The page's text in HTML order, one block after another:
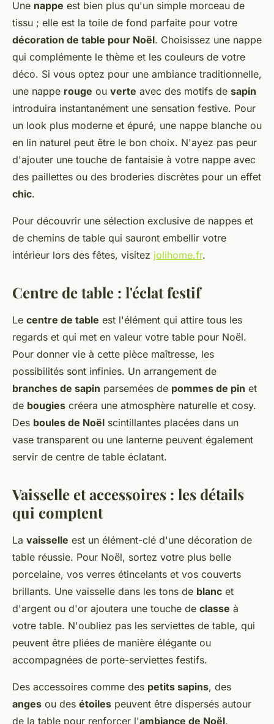
Une nappe est bien plus qu'un simple morceau de
tissu ; elle est la toile de fond parfaite pour votre
décoration de table pour Noël. Choisissez une nappe
qui complémente le thème et les couleurs de votre
déco. Si vous optez pour une ambiance traditionnelle,
une nappe rouge ou verte avec des motifs de sapin
introduira instantanément une sensation festive. Pour
un look plus moderne et épuré, une nappe blanche ou
en lin naturel peut être le bon choix. N'ayez pas peur
d'ajouter une touche de fantaisie à votre nappe avec
des paillettes ou des broderies discrètes pour un effet
chic.
Pour découvrir une sélection exclusive de nappes et
de chemins de table qui sauront embellir votre
intérieur lors des fêtes, visitez jolihome.fr.
Centre de table : l'éclat festif
Le centre de table est l'élément qui attire tous les
regards et qui met en valeur votre table pour Noël.
Pour donner vie à cette pièce maîtresse, les
possibilités sont infinies. Un arrangement de
branches de sapin parsemées de pommes de pin et
de bougies créera une atmosphère naturelle et cosy.
Des boules de Noël scintillantes placées dans un
vase transparent ou une lanterne peuvent également
servir de centre de table éclatant.
Vaisselle et accessoires : les détails
qui comptent
La vaisselle est un élément-clé d'une décoration de
table réussie. Pour Noël, sortez votre plus belle
porcelaine, vos verres étincelants et vos couverts
brillants. Une vaisselle dans les tons de blanc et
d'argent ou d'or ajoutera une touche de classe à
votre table. N'oubliez pas les serviettes de table, qui
peuvent être pliées de manière élégante ou
accompagnées de porte-serviettes festifs.
Des accessoires comme des petits sapins, des
anges ou des étoiles peuvent être dispersés autour
de la table pour renforcer l'ambiance de Noël.